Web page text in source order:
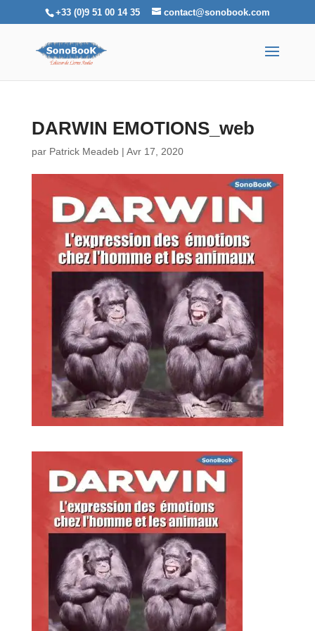
+33 (0)9 51 00 14 35 contact@sonobook.com
DARWIN EMOTIONS_web
par Patrick Meadeb| Avr 17, 2020